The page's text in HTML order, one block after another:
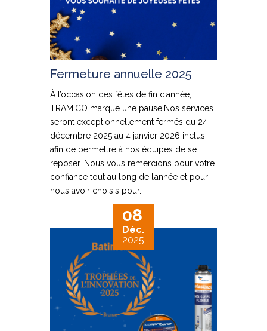
Fermeture annuelle 2025
À l’occasion des fêtes de fin d’année,
TRAMICO marque une pause.Nos services
seront exceptionnellement fermés du 24
décembre 2025 au 4 janvier 2026 inclus,
afin de permettre à nos équipes de se
reposer. Nous vous remercions pour votre
confiance tout au long de l’année et pour
nous avoir choisis pour...
08
Déc.
2025